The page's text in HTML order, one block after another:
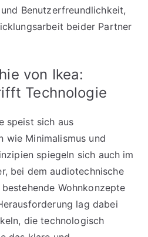
Benutzerfreundlichkeit,
beider Partner
von Ikea:
Technologie
speist sich aus
wie Minimalismus und
spiegeln sich auch im
bei dem audiotechnische
Wohnkonzepte
lag dabei
die technologisch